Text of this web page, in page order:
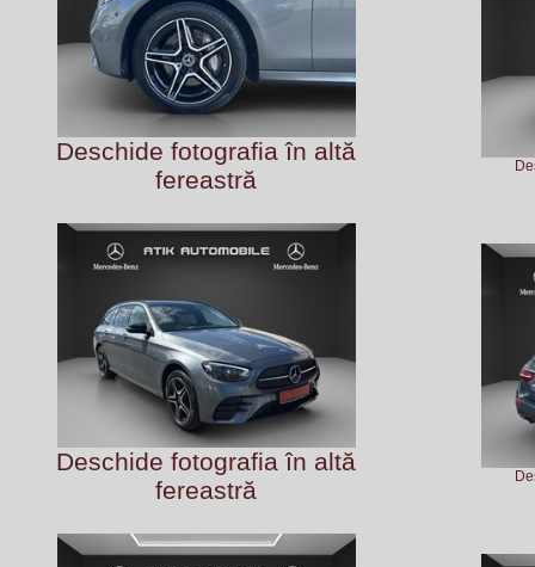
Deschide fotografia în altă
fereastră
Deschide fotografia în altă
fereastră